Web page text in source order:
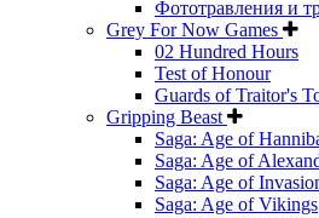
Фототравления и
Grey For Now Games
02 Hundred Hours
Test of Honour
Guards of Traitor's
Gripping Beast
Saga: Age of
Saga: Age of
Saga: Age of
Saga: Age of Vikings